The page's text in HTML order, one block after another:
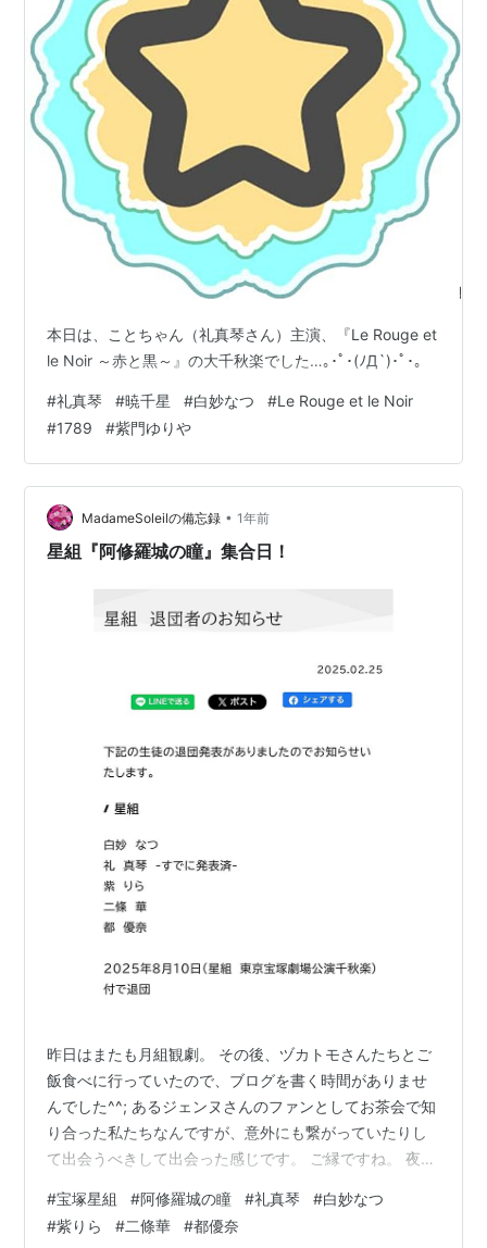
本日は、ことちゃん（礼真琴さん）主演、『Le Rouge et
le Noir ～赤と黒～』の大千秋楽でした…｡･ﾟ･(ﾉД`)･ﾟ･｡
#礼真琴 #暁千星 #白妙なつ #Le Rouge et le Noir
#1789 #紫門ゆりや
MadameSoleilの備忘録 • 1年前
星組『阿修羅城の瞳』集合日！
昨日はまたも月組観劇。 その後、ヅカトモさんたちとご
飯食べに行っていたので、ブログを書く時間がありませ
んでした^^; あるジェンヌさんのファンとしてお茶会で知
り合った私たちなんですが、意外にも繋がっていたりし
て出会うべきして出会った感じです。 ご縁ですね。 夜が
を見なかったのですが、昨日は星組集合日だったのです
ね。 配役と退団者が発表されました。 人事予想はブログ
#宝塚星組 #阿修羅城の瞳 #礼真琴 #白妙なつ
#紫りら #二條華 #都優奈